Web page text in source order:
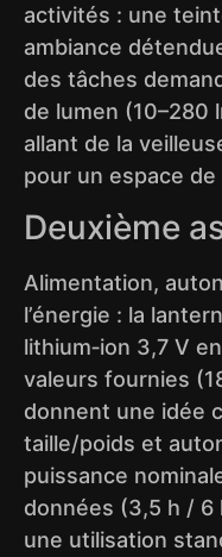
activités : une
ambiance
des tâches
de lumen (10–280
allant de la
pour un espace
Deuxième
Alimentation,
l’énergie : la
lithium‑ion 3,7 V
valeurs fournies
donnent une idée
taille/poids et
puissance
données (3,5 h / 6
une utilisation